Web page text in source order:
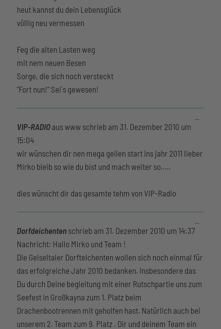
heut kannst du dein Lebensglück
völlig neu vermessen
Feg die alten Lasten weg
mit nem neuen Besen
Sorge, die sich noch versteckt
"Fort nun!" Sei´s gewesen!
VIP-RADIO auswww schrieb am 31. Dezember 2010 um
15:04
wir wünschen dir nen mega geilen start ins jahr 2011 lieber
Mirko bleib so wie du bist und mach weiter so.....
dies wünscht dir das gesamte tehm von VIP-Radio
Dorfdeichenten schrieb am 31. Dezember 2010 um 14:37
Nachricht: Hallo Mirko und Team !
Die Geiseltaler Dorfteichenten wollen sich noch einmal für
das erfolgreiche Jahr 2010 bedanken. Insbesondere das
Du durch Deine begleitung mit einer Rutschpartie uns zum
Seefest in Großkayna zum 1. Platz beim
Drachenbootrennen mit geholfen hast. Natürlich auch bei
unserem 2. Team zum 9. Platz . Dir und deinem Team ein